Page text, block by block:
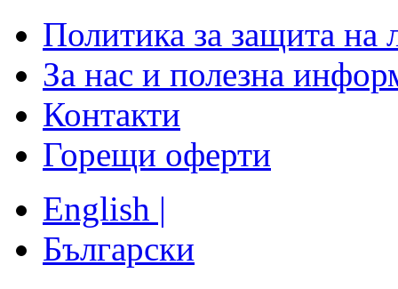
Политика за защита на
За нас и полезна
Контакти
Горещи оферти
English |
Български